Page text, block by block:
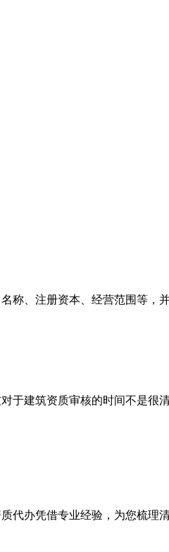
称、注册资本、经营范围等，
于建筑资质审核的时间不是很
办凭借专业经验，为您梳理